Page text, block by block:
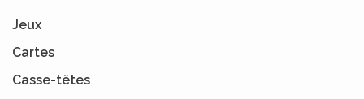
Jeux
Cartes
Casse-têtes